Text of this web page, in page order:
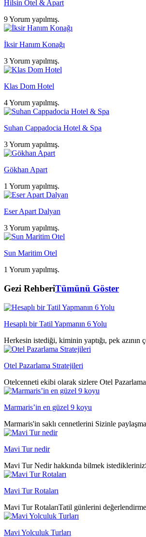
Hilsin Otel & Apart
9 Yorum yapılmış.
İksir Hanım Konağı
3 Yorum yapılmış.
Klas Dom Hotel
4 Yorum yapılmış.
Suhan Cappadocia Hotel & Spa
3 Yorum yapılmış.
Gökhan Apart
1 Yorum yapılmış.
Eser Apart Dalyan
3 Yorum yapılmış.
Sun Maritim Otel
1 Yorum yapılmış.
Gezi RehberiTümünü Göster
Hesaplı bir Tatil Yapmanın 6 Yolu
Herkesin istediği, kiminin yaptığı, pek azının
Otel Pazarlama Stratejileri
Otelcenneti ekibi olarak sizlere Otel
Marmaris’in en güzel 9 koyu
Marmaris'in saklı cennetlerini Sizinle
Mavi Tur nedir
Mavi Tur Nedir hakkında bilmek
Mavi Tur Rotaları
Mavi Tur RotalarıTatil günlerini
Mavi Yolculuk Turları